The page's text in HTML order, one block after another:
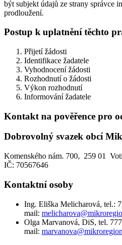
být subjekt údajů ze strany správce
prodloužení.
Postup k uplatnění těchto
Přijetí žádosti
Identifikace žadatele
Vyhodnocení žádosti
Rozhodnutí o žádosti
Výkon rozhodnutí
Informování žadatele
Kontakt na pověřence pro
Dobrovolný svazek obcí
Komenského nám. 700, 259 01
IČ: 70567646
Kontaktní osoby
Ing. Eliška Melicharová, tel.:
mail:
Olga Marvanová, DiS, tel.
mail: